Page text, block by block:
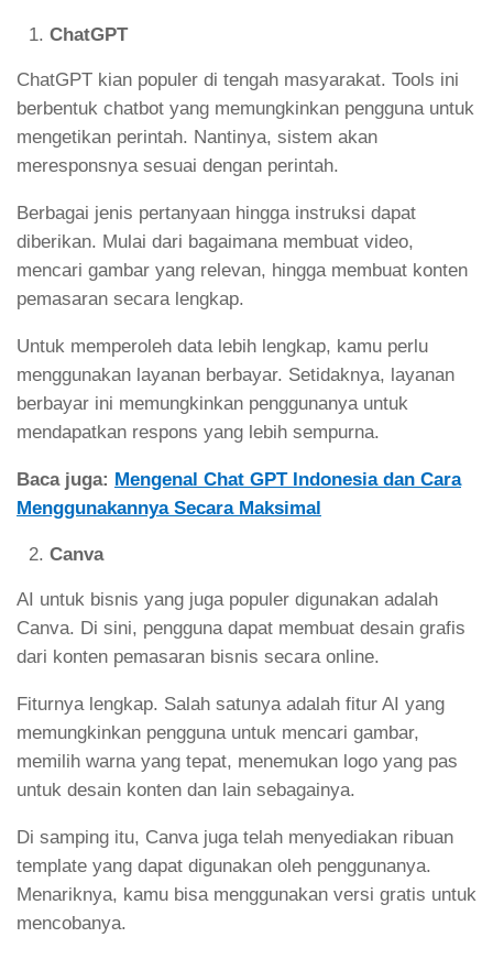
ChatGPT
ChatGPT kian populer di tengah masyarakat. Tools ini
berbentuk chatbot yang memungkinkan pengguna untuk
mengetikan perintah. Nantinya, sistem akan
meresponsnya sesuai dengan perintah.
Berbagai jenis pertanyaan hingga instruksi dapat
diberikan. Mulai dari bagaimana membuat video,
mencari gambar yang relevan, hingga membuat konten
pemasaran secara lengkap.
Untuk memperoleh data lebih lengkap, kamu perlu
menggunakan layanan berbayar. Setidaknya, layanan
berbayar ini memungkinkan penggunanya untuk
mendapatkan respons yang lebih sempurna.
Baca juga: Mengenal Chat GPT Indonesia dan Cara
Menggunakannya Secara Maksimal
Canva
AI untuk bisnis yang juga populer digunakan adalah
Canva. Di sini, pengguna dapat membuat desain grafis
dari konten pemasaran bisnis secara online.
Fiturnya lengkap. Salah satunya adalah fitur AI yang
memungkinkan pengguna untuk mencari gambar,
memilih warna yang tepat, menemukan logo yang pas
untuk desain konten dan lain sebagainya.
Di samping itu, Canva juga telah menyediakan ribuan
template yang dapat digunakan oleh penggunanya.
Menariknya, kamu bisa menggunakan versi gratis untuk
mencobanya.